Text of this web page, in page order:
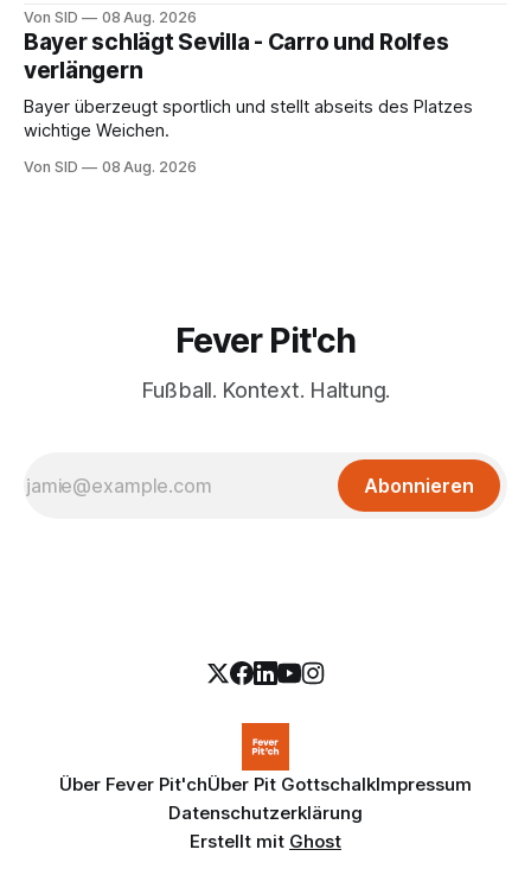
Von SID 08 Aug. 2026
Bayer schlägt Sevilla - Carro und Rolfes
verlängern
Bayer überzeugt sportlich und stellt abseits des Platzes
wichtige Weichen.
Von SID 08 Aug. 2026
Fever Pit'ch
Fußball. Kontext. Haltung.
Abonnieren
Über Fever Pit'chÜber Pit GottschalkImpressum
Datenschutzerklärung
Erstellt mit Ghost